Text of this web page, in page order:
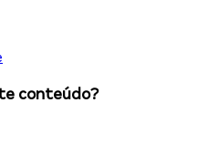
conteúdo?